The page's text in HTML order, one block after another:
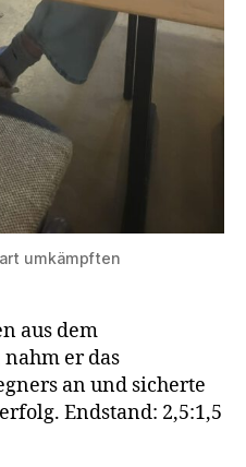
umkämpften
aus dem
er das
an und sicherte
Endstand: 2,5:1,5